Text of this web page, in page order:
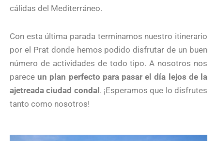
cálidas del Mediterráneo.
Con esta última parada terminamos nuestro itinerario
por el Prat donde hemos podido disfrutar de un buen
número de actividades de todo tipo. A nosotros nos
parece un plan perfecto para pasar el día lejos de la
ajetreada ciudad condal . ¡Esperamos que lo disfrutes
tanto como nosotros!